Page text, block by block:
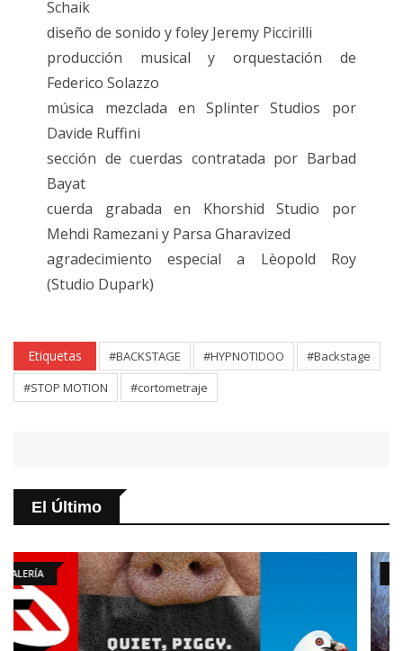
Schaik
diseño de sonido y foley Jeremy Piccirilli
producción musical y orquestación de
Federico Solazzo
música mezclada en Splinter Studios por
Davide Ruffini
sección de cuerdas contratada por Barbad
Bayat
cuerda grabada en Khorshid Studio por
Mehdi Ramezani y Parsa Gharavized
agradecimiento especial a Lèopold Roy
(Studio Dupark)
Etiquetas #BACKSTAGE #HYPNOTIDOO
#Backstage
#STOP MOTION
#cortometraje
El Último
ARTÍCULO